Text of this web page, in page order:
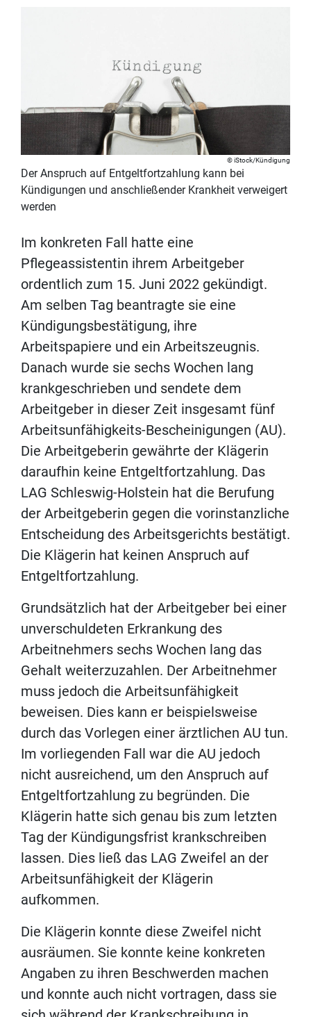
iStock/Kündigung
Der Anspruch auf Entgeltfortzahlung kann bei
Kündigungen und anschließender Krankheit verweigert
werden
Im konkreten Fall hatte eine
Pflegeassistentin ihrem Arbeitgeber
ordentlich zum 15. Juni 2022 gekündigt.
Am selben Tag beantragte sie eine
Kündigungsbestätigung, ihre
Arbeitspapiere und ein Arbeitszeugnis.
Danach wurde sie sechs Wochen lang
krankgeschrieben und sendete dem
Arbeitgeber in dieser Zeit insgesamt fünf
Arbeitsunfähigkeits-Bescheinigungen (AU).
Die Arbeitgeberin gewährte der Klägerin
daraufhin keine Entgeltfortzahlung. Das
LAG Schleswig-Holstein hat die Berufung
der Arbeitgeberin gegen die vorinstanzliche
Entscheidung des Arbeitsgerichts bestätigt.
Die Klägerin hat keinen Anspruch auf
Entgeltfortzahlung.
Grundsätzlich hat der Arbeitgeber bei einer
unverschuldeten Erkrankung des
Arbeitnehmers sechs Wochen lang das
Gehalt weiterzuzahlen. Der Arbeitnehmer
muss jedoch die Arbeitsunfähigkeit
beweisen. Dies kann er beispielsweise
durch das Vorlegen einer ärztlichen AU tun.
Im vorliegenden Fall war die AU jedoch
nicht ausreichend, um den Anspruch auf
Entgeltfortzahlung zu begründen. Die
Klägerin hatte sich genau bis zum letzten
Tag der Kündigungsfrist krankschreiben
lassen. Dies ließ das LAG Zweifel an der
Arbeitsunfähigkeit der Klägerin
aufkommen.
Die Klägerin konnte diese Zweifel nicht
ausräumen. Sie konnte keine konkreten
Angaben zu ihren Beschwerden machen
und konnte auch nicht vortragen, dass sie